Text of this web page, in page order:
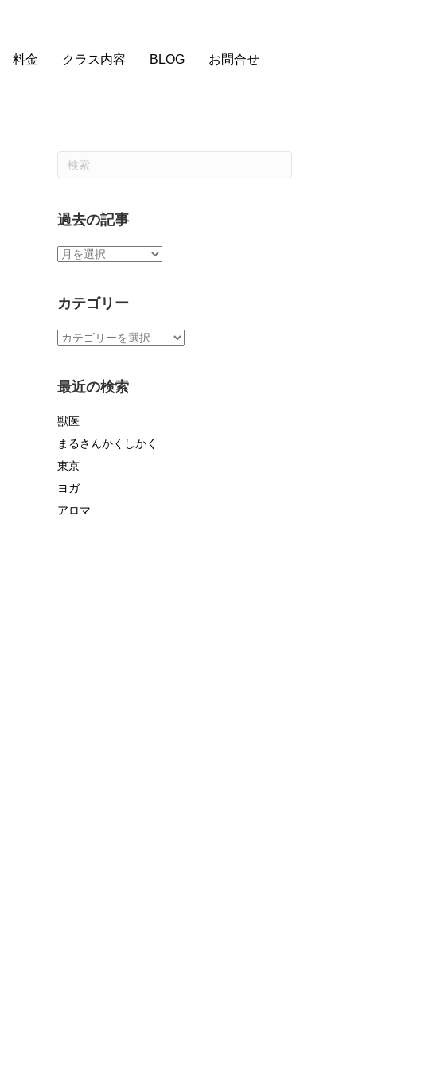
料金 クラス内容 BLOG お問合せ
過去の記事
過
記
カテゴリー
カ
リ
最近の検索
獣医
まるさんかくしかく
東京
ヨガ
アロマ